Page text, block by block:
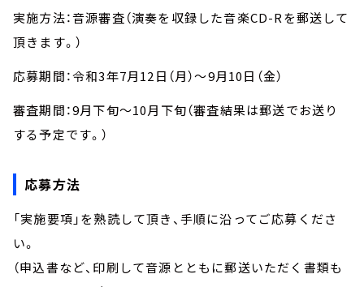
実施方法：音源審査（演奏を収録した音楽CD-Rを郵送して
頂きます。）
応募期間：令和3年7月12日（月）～9月10日（金）
審査期間：9月下旬～10月下旬（審査結果は郵送でお送り
する予定です。）
応募方法
「実施要項」を熟読して頂き、手順に沿ってご応募くださ
い。
（申込書など、印刷して音源とともに郵送いただく書類も